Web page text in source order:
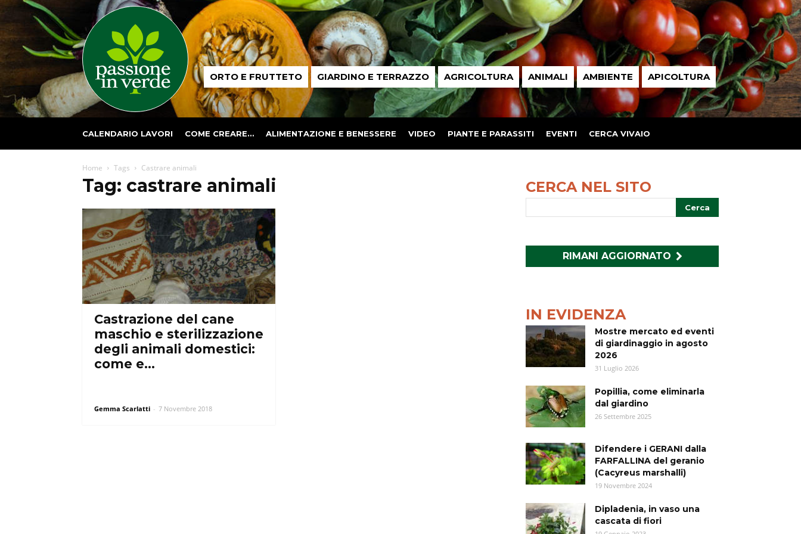
Passione
in ORTO E FRUTTETO GIARDINO E TERRAZZO AGRICOLTURA ANIMALI AMBIENTE APICOLTURA
CALENDARIO LAVORI COME CREARE… ALIMENTAZIONE E BENESSERE VIDEO PIANTE E PARASSITI EVENTI CERCA VIVAIO
Home Tags Castrare animali
Tag: castrare animali
Castrazione del cane
maschio e sterilizzazione
degli animali domestici:
come e...
Gemma Scarlatti - 7 Novembre 2018
CERCA NEL SITO
RIMANI AGGIORNATO
IN EVIDENZA
Mostre mercato ed eventi
di giardinaggio in agosto
2026
31 Luglio 2026
Popillia, come eliminarla
dal giardino
26 Settembre 2025
Difendere i GERANI dalla
FARFALLINA del geranio
(Cacyreus marshalli)
19 Novembre 2024
Dipladenia, in vaso una
cascata di fiori